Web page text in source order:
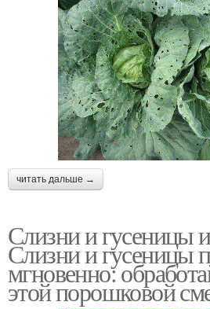
читать дальше →
Слизни и гусеницы
Слизни и гусеницы
мгновенно:
этой порошковой